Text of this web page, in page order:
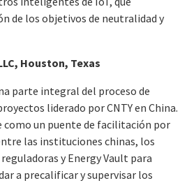
de los objetivos de neutralidad y
Houston, Texas
parte integral del proceso de
liderado por CNTY en China.
como un puente de facilitación por
las instituciones chinas, los
y Energy Vault para
a precalificar y supervisar los